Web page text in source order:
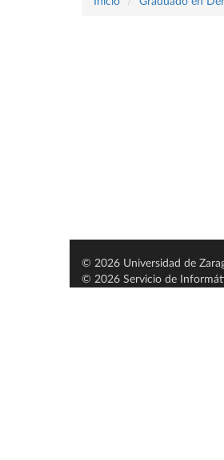
© 2026 Universidad de
© 2026 Servicio de